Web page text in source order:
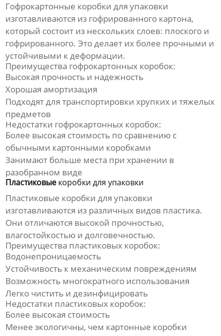
Гофрокартонные коробки для упаковки
изготавливаются из гофрированного картона,
который состоит из нескольких слоев: плоского и
гофрированного. Это делает их более прочными и
устойчивыми к деформации.
Преимущества гофрокартонных коробок:
Высокая прочность и надежность
Хорошая амортизация
Подходят для транспортировки хрупких и тяжелых
предметов
Недостатки гофрокартонных коробок:
Более высокая стоимость по сравнению с
обычными картонными коробками
Занимают больше места при хранении в
разобранном виде
Пластиковые коробки для упаковки
Пластиковые коробки для упаковки
изготавливаются из различных видов пластика.
Они отличаются высокой прочностью,
влагостойкостью и долговечностью.
Преимущества пластиковых коробок:
Водонепроницаемость
Устойчивость к механическим повреждениям
Возможность многократного использования
Легко чистить и дезинфицировать
Недостатки пластиковых коробок:
Более высокая стоимость
Менее экологичны, чем картонные коробки